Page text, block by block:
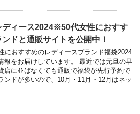
ディース2024※50代女性におすす
ドと通販サイトを公開中！
におすすめのレディースブランド福袋2024
報をお届けしています。 最近では元旦の早
店に並ばなくても通販で福袋が先行予約で
ンドが多いので、10月・11月・12月はネッ